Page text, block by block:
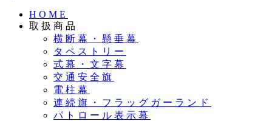
HOME
取扱商品
横断幕・懸垂幕
タペストリー
式幕・文字幕
交通安全旗
電柱幕
連続旗・フラッグガーランド
パトロール表示幕